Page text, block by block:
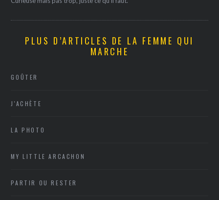
PLUS D’ARTICLES DE LA FEMME QUI
MARCHE
GOÛTER
J'ACHÈTE
LA PHOTO
MY LITTLE ARCACHON
PARTIR OU RESTER